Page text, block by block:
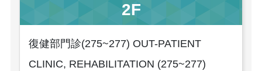
2F
復健部門診(275~277) OUT-PATIENT
CLINIC, REHABILITATION (275~277)